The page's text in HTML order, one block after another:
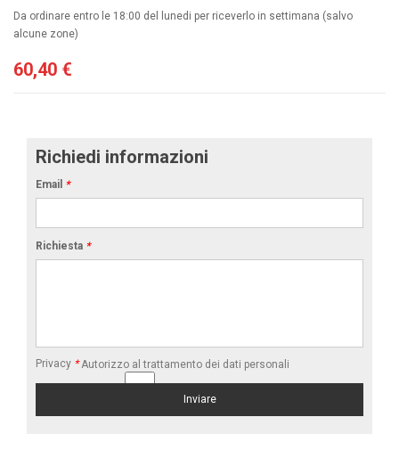
Da ordinare entro le 18:00 del lunedi per riceverlo in settimana (salvo
alcune zone)
60,40 €
Richiedi informazioni
Email *
Richiesta *
Privacy * Autorizzo al trattamento dei dati personali